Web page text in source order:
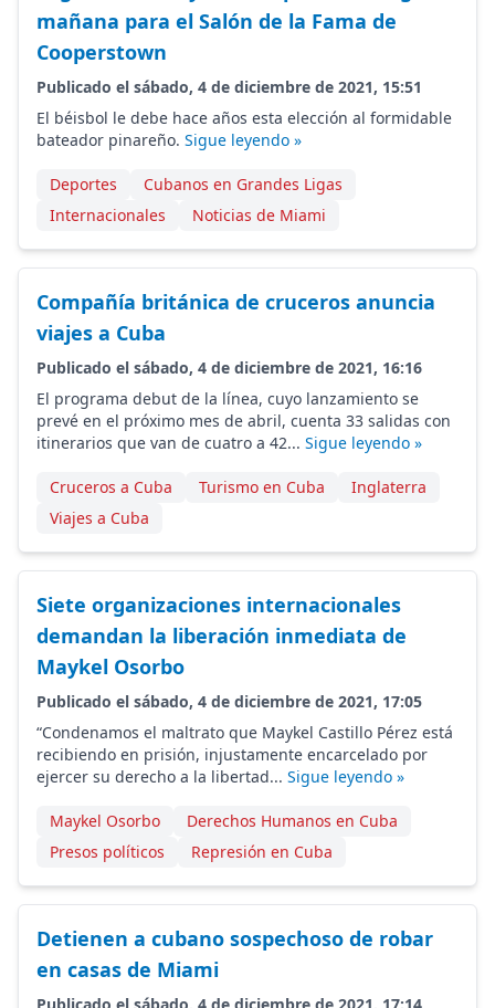
mañana para el Salón de la Fama de
Cooperstown
Publicado el sábado, 4 de diciembre de 2021, 15:51
El béisbol le debe hace años esta elección al formidable
bateador pinareño. Sigue leyendo »
Deportes
Cubanos en Grandes Ligas
Internacionales
Noticias de Miami
Compañía británica de cruceros anuncia
viajes a Cuba
Publicado el sábado, 4 de diciembre de 2021, 16:16
El programa debut de la línea, cuyo lanzamiento se
prevé en el próximo mes de abril, cuenta 33 salidas con
itinerarios que van de cuatro a 42... Sigue leyendo »
Cruceros a Cuba Turismo en Cuba
Inglaterra
Viajes a Cuba
Siete organizaciones internacionales
demandan la liberación inmediata de
Maykel Osorbo
Publicado el sábado, 4 de diciembre de 2021, 17:05
“Condenamos el maltrato que Maykel Castillo Pérez está
recibiendo en prisión, injustamente encarcelado por
ejercer su derecho a la libertad... Sigue leyendo »
Maykel Osorbo
Derechos Humanos en Cuba
Presos políticos
Represión en Cuba
Detienen a cubano sospechoso de robar
en casas de Miami